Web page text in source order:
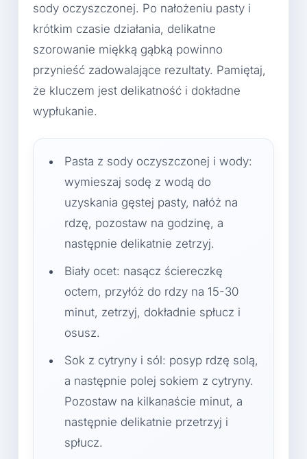
sody oczyszczonej. Po nałożeniu pasty i
krótkim czasie działania, delikatne
szorowanie miękką gąbką powinno
przynieść zadowalające rezultaty. Pamiętaj,
że kluczem jest delikatność i dokładne
wypłukanie.
Pasta z sody oczyszczonej i wody:
wymieszaj sodę z wodą do
uzyskania gęstej pasty, nałóż na
rdzę, pozostaw na godzinę, a
następnie delikatnie zetrzyj.
Biały ocet: nasącz ściereczkę
octem, przyłóż do rdzy na 15-30
minut, zetrzyj, dokładnie spłucz i
osusz.
Sok z cytryny i sól: posyp rdzę solą,
a następnie polej sokiem z cytryny.
Pozostaw na kilkanaście minut, a
następnie delikatnie przetrzyj i
spłucz.